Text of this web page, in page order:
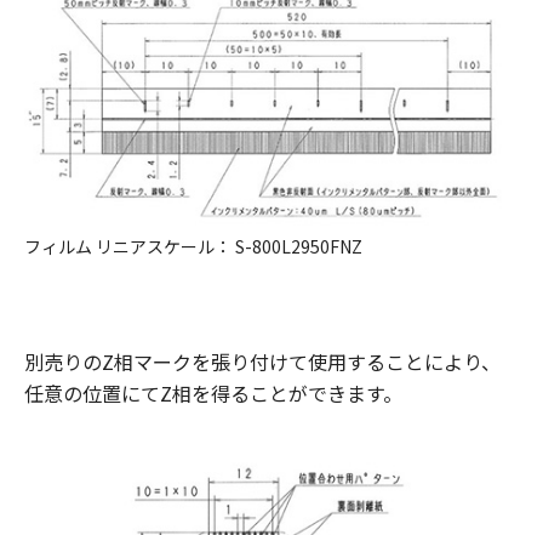
フィルム リニアスケール： S-800L2950FNZ
別売りのZ相マークを張り付けて使用することにより、
任意の位置にてZ相を得ることができます。